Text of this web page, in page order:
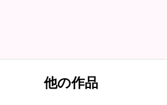
他の作品